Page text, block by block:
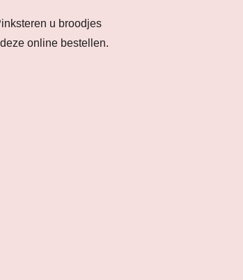
u broodjes
online bestellen.